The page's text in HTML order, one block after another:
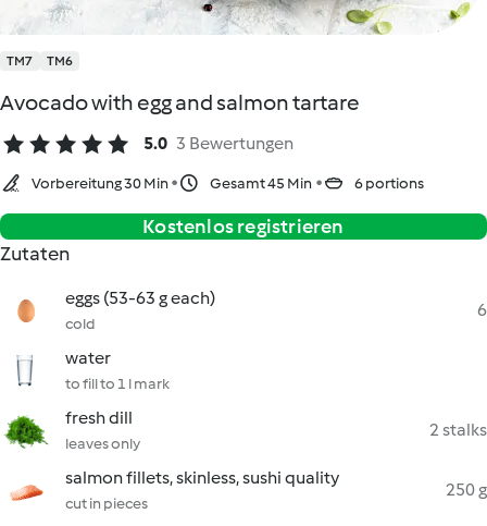
TM7 TM6
Avocado with egg and salmon tartare
5.0 3 Bewertungen
Vorbereitung 30 Min Gesamt 45 Min 6 portions
Kostenlos registrieren
Zutaten
eggs (53-63 g each)
cold
6
water
to fill to 1 l mark
fresh dill
leaves only
2 stalks
salmon fillets, skinless, sushi quality
cut in pieces
250 g